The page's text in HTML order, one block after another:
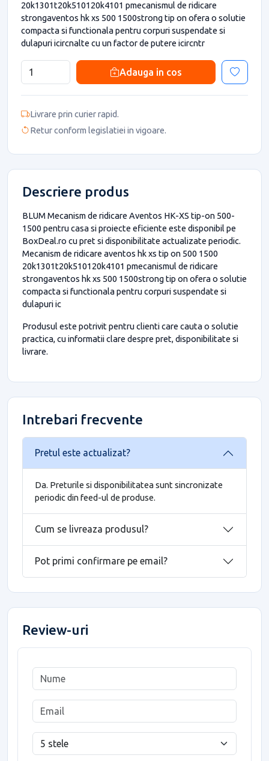
20k1301t20k510120k4101 pmecanismul de ridicare
strongaventos hk xs 500 1500strong tip on ofera o solutie
compacta si functionala pentru corpuri suspendate si
dulapuri icircnalte cu un factor de putere icircntr
Adauga in cos
Livrare prin curier rapid.
Retur conform legislatiei in vigoare.
Descriere produs
BLUM Mecanism de ridicare Aventos HK-XS tip-on 500-
1500 pentru casa si proiecte eficiente este disponibil pe
BoxDeal.ro cu pret si disponibilitate actualizate periodic.
Mecanism de ridicare aventos hk xs tip on 500 1500
20k1301t20k510120k4101 pmecanismul de ridicare
strongaventos hk xs 500 1500strong tip on ofera o solutie
compacta si functionala pentru corpuri suspendate si
dulapuri ic
Produsul este potrivit pentru clienti care cauta o solutie
practica, cu informatii clare despre pret, disponibilitate si
livrare.
Intrebari frecvente
Pretul este actualizat?
Da. Preturile si disponibilitatea sunt sincronizate
periodic din feed-ul de produse.
Cum se livreaza produsul?
Pot primi confirmare pe email?
Review-uri